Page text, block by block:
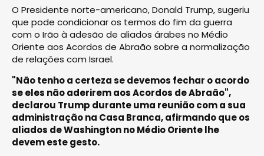
O Presidente norte-americano, Donald Trump, sugeriu
que pode condicionar os termos do fim da guerra
com o Irão à adesão de aliados árabes no Médio
Oriente aos Acordos de Abraão sobre a normalização
de relações com Israel.
"Não tenho a certeza se devemos fechar o acordo
se eles não aderirem aos Acordos de Abraão",
declarou Trump durante uma reunião com a sua
administração na Casa Branca, afirmando que os
aliados de Washington no Médio Oriente lhe
devem este gesto.